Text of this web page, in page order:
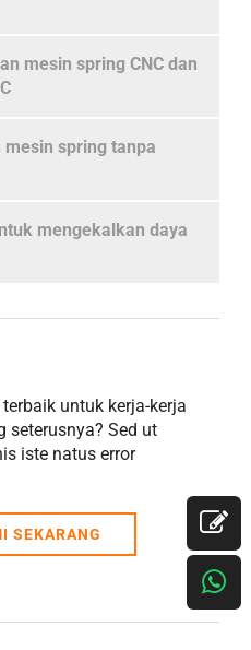
mesin spring CNC dan
spring tanpa
mengekalkan daya
untuk kerja-kerja
seterusnya? Sed ut
iste natus error
SEKARANG